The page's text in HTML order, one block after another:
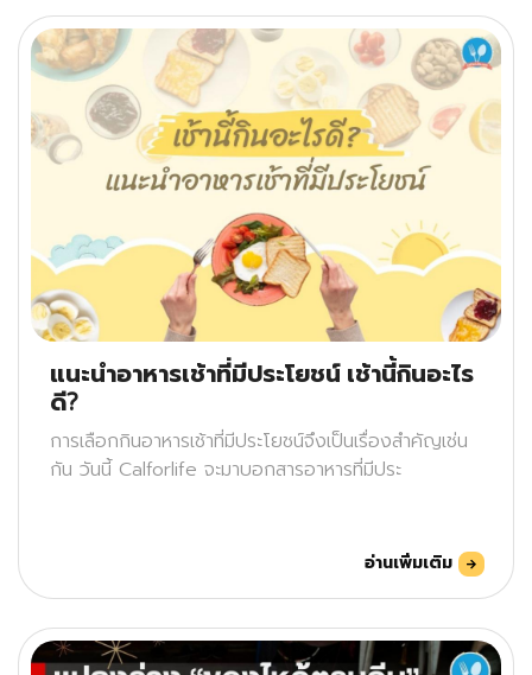
แนะนำอาหารเช้าที่มีประโยชน์ เช้านี้กินอะไร
ดี?
การเลือกกินอาหารเช้าที่มีประโยชน์จึงเป็นเรื่องสำคัญเช่น
กัน วันนี้ Calforlife จะมาบอกสารอาหารที่มีประ
อ่านเพิ่มเติม